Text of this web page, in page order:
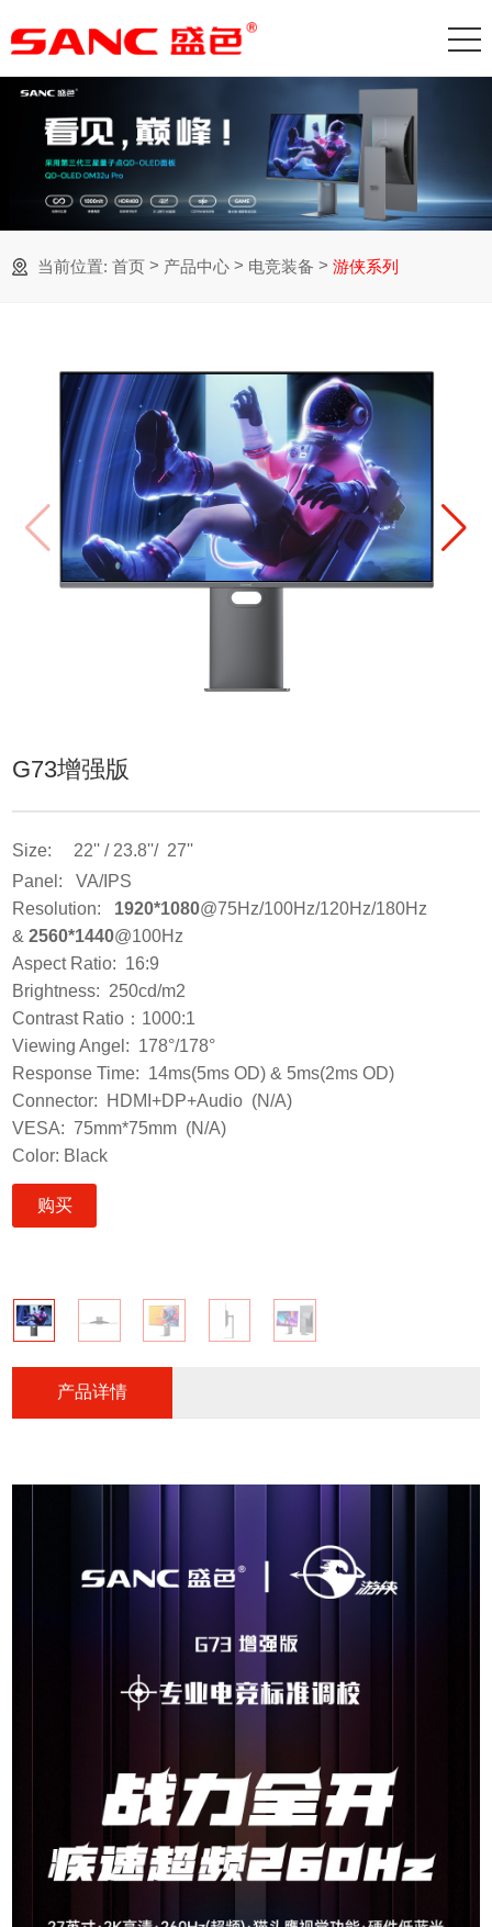
当前位置: 首页 > 产品中心 > 电竞装备 >游侠系列
G73增强版
Size: 22'' / 23.8''/ 27''
Panel: VA/IPS
Resolution: 1920*1080@75Hz/100Hz/120Hz/180Hz
&2560*1440@100Hz
Aspect Ratio: 16:9
Brightness: 250cd/m2
Contrast Ratio：1000:1
Viewing Angel: 178°/178°
Response Time: 14ms(5ms OD) & 5ms(2ms OD)
Connector: HDMI+DP+Audio (N/A)
VESA: 75mm*75mm (N/A)
Color: Black
购买
产品详情